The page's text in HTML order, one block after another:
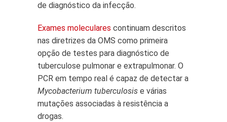
de diagnóstico da infecção.
Exames moleculares continuam descritos
nas diretrizes da OMS como primeira
opção de testes para diagnóstico de
tuberculose pulmonar e extrapulmonar. O
PCR em tempo real é capaz de detectar a
Mycobacterium tuberculosis e várias
mutações associadas à resistência a
drogas.